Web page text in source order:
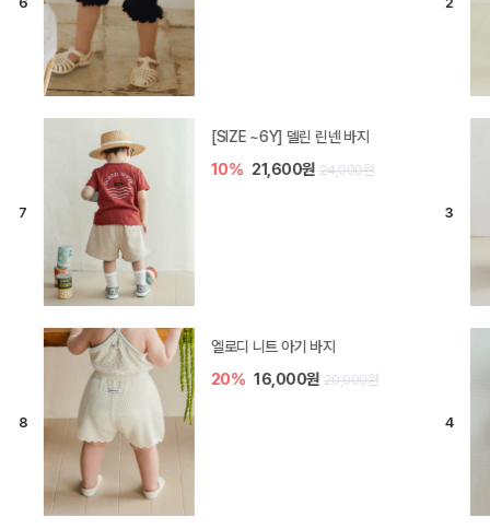
모나 아기 블라우스 세트
10% 36,000원 40,000원
[SIZE ~6Y] 오뎃 라운지웨어
10% 20,700원 23,000원